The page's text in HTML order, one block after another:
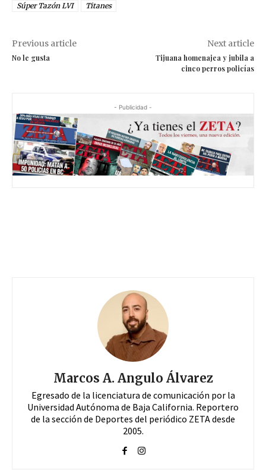
Súper Tazón LVI
Titanes
Previous article
No le gusta
Next article
Tijuana homenajea y jubila a
cinco perros policías
- Publicidad -
Marcos A. Angulo Álvarez
Egresado de la licenciatura de comunicación por la
Universidad Autónoma de Baja California. Reportero
de la sección de Deportes del periódico ZETA desde
2005.